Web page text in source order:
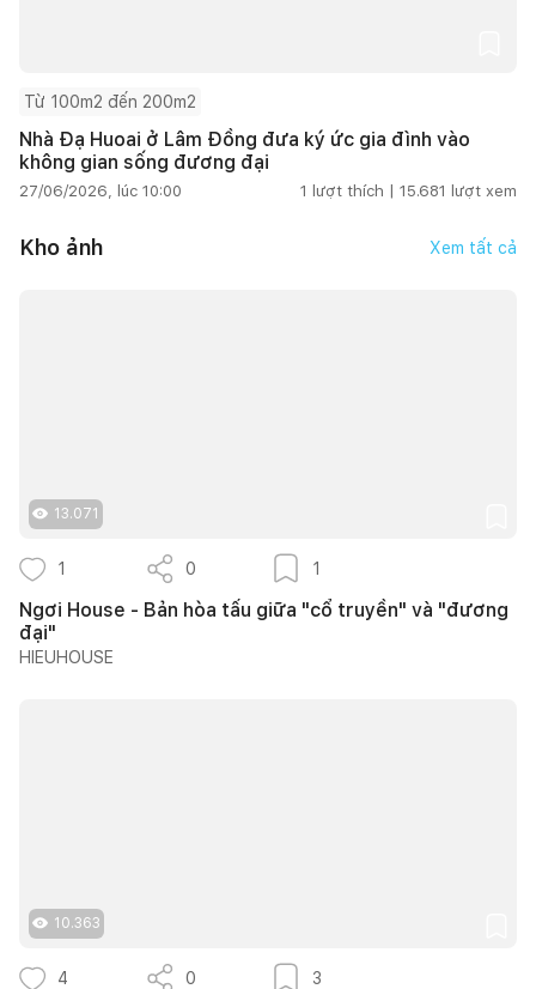
Từ 100m2 đến 200m2
Nhà Đạ Huoai ở Lâm Đồng đưa ký ức gia đình vào
không gian sống đương đại
27/06/2026, lúc 10:00 1 lượt thích | 15.681 lượt xem
Kho ảnh Xem tất cả
13.071
1 0 1
Ngơi House - Bản hòa tấu giữa "cổ truyền" và "đương
đại"
HIEUHOUSE
10.363
4 0 3